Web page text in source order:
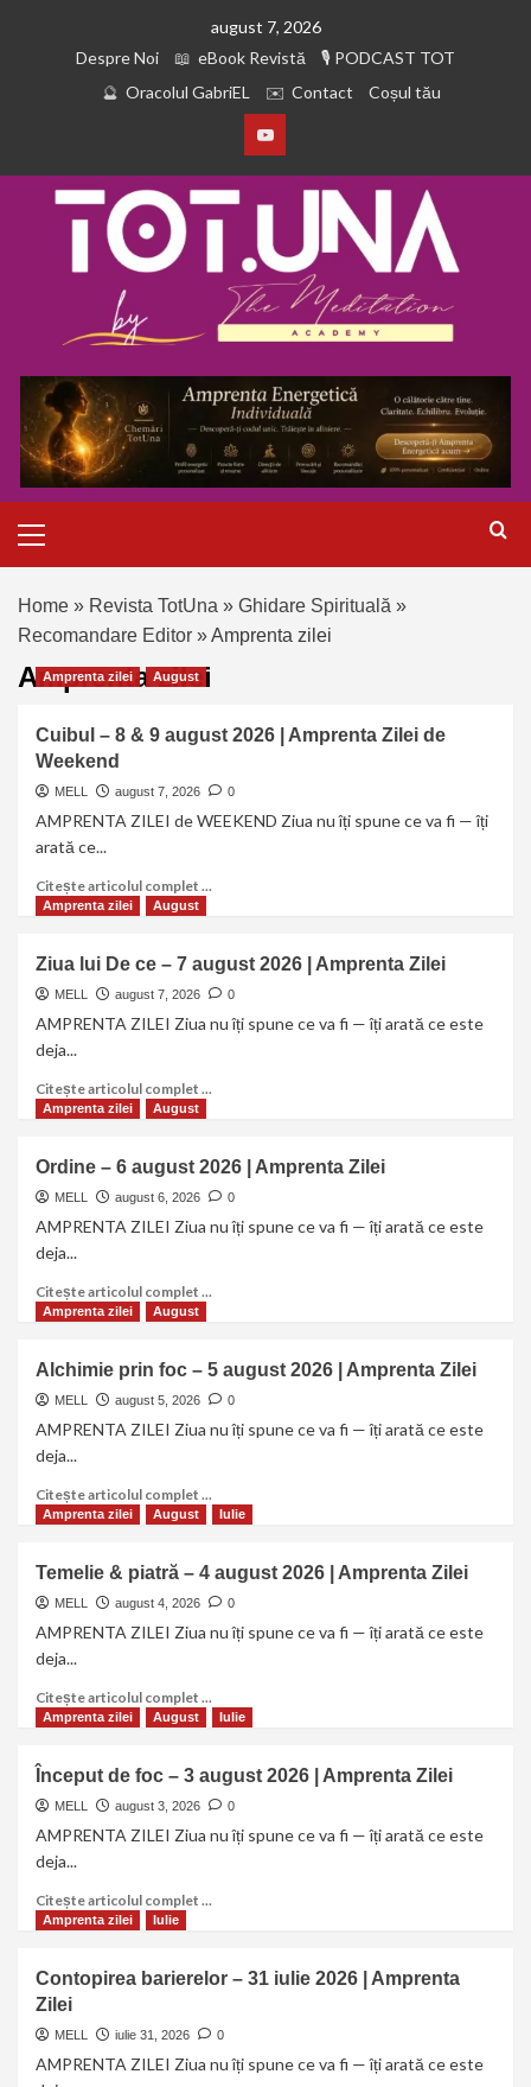
august 7, 2026
Despre Noi
eBook Revistă
PODCAST TOT
Oracolul GabriEL
Contact Coșul tău
Home » Revista TotUna » Ghidare Spirituală »
Recomandare Editor »Amprenta zilei
Amprenta zilei
Amprenta zilei August
Cuibul – 8 & 9 august 2026 | Amprenta Zilei de
Weekend
MELL august 7, 2026 0
AMPRENTA ZILEI de WEEKEND Ziua nu îți spune ce va fi — îți
arată ce...
Citește articolul complet ...
Amprenta zilei August
Ziua lui De ce – 7 august 2026 | Amprenta Zilei
MELL august 7, 2026 0
AMPRENTA ZILEI Ziua nu îți spune ce va fi — îți arată ce este
deja...
Citește articolul complet ...
Amprenta zilei August
Ordine – 6 august 2026 | Amprenta Zilei
MELL august 6, 2026 0
AMPRENTA ZILEI Ziua nu îți spune ce va fi — îți arată ce este
deja...
Citește articolul complet ...
Amprenta zilei August
Alchimie prin foc – 5 august 2026 | Amprenta Zilei
MELL august 5, 2026 0
AMPRENTA ZILEI Ziua nu îți spune ce va fi — îți arată ce este
deja...
Citește articolul complet ...
Amprenta zilei August Iulie
Temelie & piatră – 4 august 2026 | Amprenta Zilei
MELL august 4, 2026 0
AMPRENTA ZILEI Ziua nu îți spune ce va fi — îți arată ce este
deja...
Citește articolul complet ...
Amprenta zilei August Iulie
Început de foc – 3 august 2026 | Amprenta Zilei
MELL august 3, 2026 0
AMPRENTA ZILEI Ziua nu îți spune ce va fi — îți arată ce este
deja...
Citește articolul complet ...
Amprenta zilei Iulie
Contopirea barierelor – 31 iulie 2026 | Amprenta
Zilei
MELL iulie 31, 2026 0
AMPRENTA ZILEI Ziua nu îți spune ce va fi — îți arată ce este